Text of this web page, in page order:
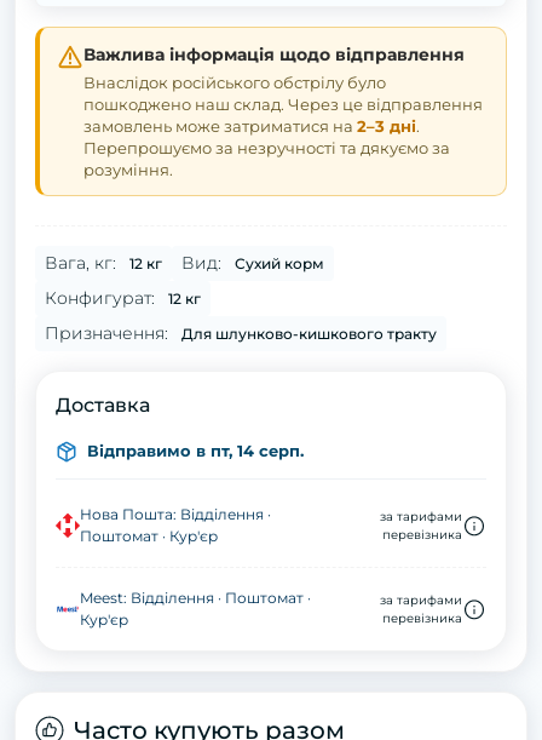
Важлива інформація щодо відправлення
Внаслідок російського обстрілу було
пошкоджено наш склад. Через це відправлення
замовлень може затриматися на 2–3 дні.
Перепрошуємо за незручності та дякуємо за
розуміння.
Вага, кг: 12 кг Вид: Сухий корм
Конфигурат: 12 кг
Призначення: Для шлунково-кишкового тракту
Доставка
Відправимо в пт, 14 серп.
Нова Пошта: Відділення ·
Поштомат · Кур'єр
за тарифами
перевізника
Meest: Відділення · Поштомат ·
Кур'єр
за тарифами
перевізника
Часто купують разом